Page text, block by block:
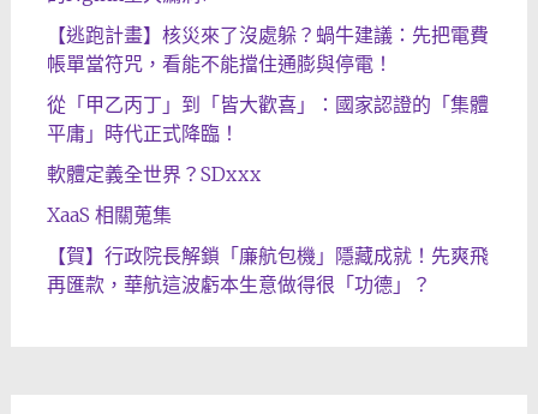
【逃跑計畫】核災來了沒處躲？蝸牛建議：先把電費
帳單當符咒，看能不能擋住通膨與停電！
從「甲乙丙丁」到「皆大歡喜」：國家認證的「集體
平庸」時代正式降臨！
軟體定義全世界？SDxxx
XaaS 相關蒐集
【賀】行政院長解鎖「廉航包機」隱藏成就！先爽飛
再匯款，華航這波虧本生意做得很「功德」？